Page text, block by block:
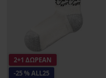
2+1 ΔΩΡΕΑΝ
-25 % ALL25